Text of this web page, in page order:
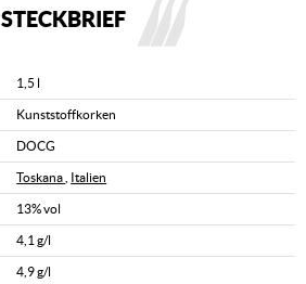
STECKBRIEF
1,5 l
Kunststoffkorken
DOCG
Toskana Italien
13% vol
4,1 g/l
4,9 g/l